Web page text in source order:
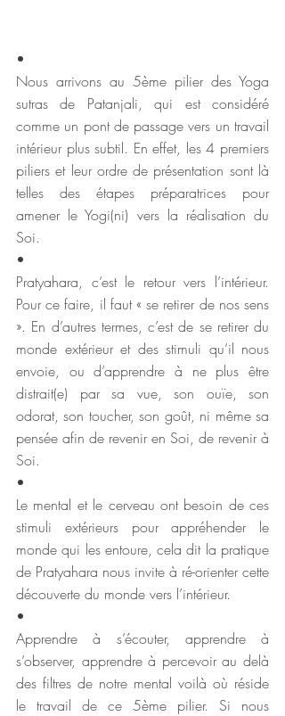
•
Nous arrivons au 5ème pilier des Yoga
sutras de Patanjali, qui est considéré
comme un pont de passage vers un travail
intérieur plus subtil. En effet, les 4 premiers
piliers et leur ordre de présentation sont là
telles des étapes préparatrices pour
amener le Yogi(ni) vers la réalisation du
Soi.
•
Pratyahara, c’est le retour vers l’intérieur.
Pour ce faire, il faut « se retirer de nos sens
». En d’autres termes, c’est de se retirer du
monde extérieur et des stimuli qu’il nous
envoie, ou d’apprendre à ne plus être
distrait(e) par sa vue, son ouïe, son
odorat, son toucher, son goût, ni même sa
pensée afin de revenir en Soi, de revenir à
Soi.
•
Le mental et le cerveau ont besoin de ces
stimuli extérieurs pour appréhender le
monde qui les entoure, cela dit la pratique
de Pratyahara nous invite à ré-orienter cette
découverte du monde vers l’intérieur.
•
Apprendre à s’écouter, apprendre à
s’observer, apprendre à percevoir au delà
des filtres de notre mental voilà où réside
le travail de ce 5ème pilier. Si nous